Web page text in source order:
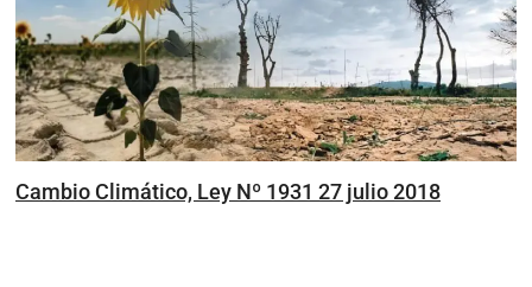
Cambio Climático, Ley Nº 1931 27 julio 2018